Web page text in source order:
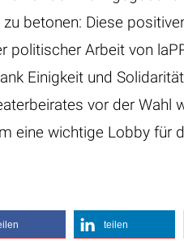
betonen: Diese
politischer Arbeit von
Einigkeit und
vor der Wahl
eine wichtige Lobby für
teilen